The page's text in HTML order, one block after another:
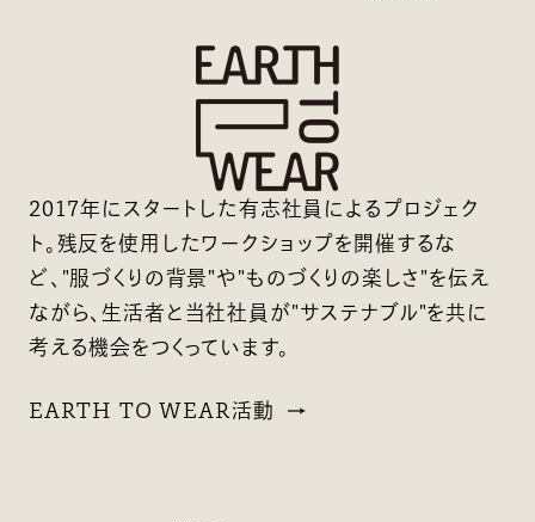
2017年にスタートした有志社員によるプロジェク
ト。残反を使用したワークショップを開催するな
ど、"服づくりの背景"や"ものづくりの楽しさ"を伝え
ながら、生活者と当社社員が"サステナブル"を共に
考える機会をつくっています。
EARTH TO WEAR活動